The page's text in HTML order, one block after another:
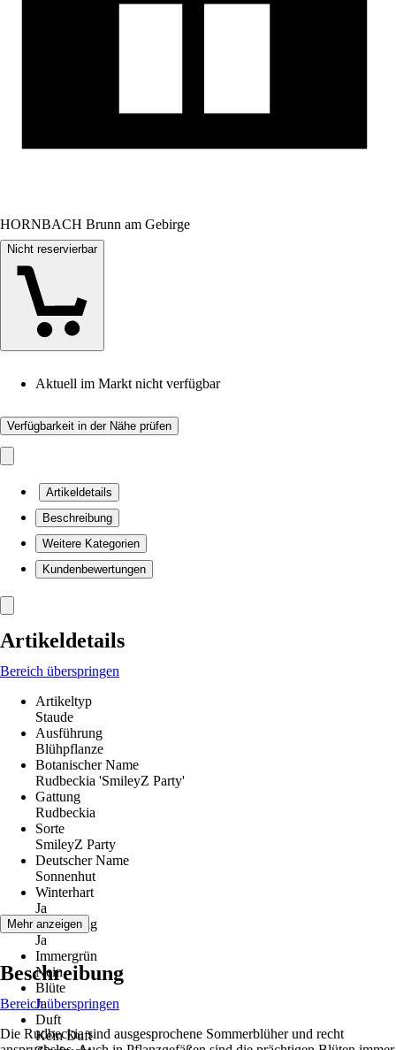
HORNBACH Brunn am Gebirge
Nicht reservierbar
Aktuell im Markt nicht verfügbar
Verfügbarkeit in der Nähe prüfen
Artikeldetails
Beschreibung
Weitere Kategorien
Kundenbewertungen
Artikeldetails
Bereich überspringen
Artikeltyp
Staude
Ausführung
Blühpflanze
Botanischer Name
Rudbeckia 'SmileyZ Party'
Gattung
Rudbeckia
Sorte
SmileyZ Party
Deutscher Name
Sonnenhut
Winterhart
Ja
Mehrjährig
Ja
Immergrün
Nein
Blüte
Ja
Duft
Kein Duft
Mehr anzeigen
Beschreibung
Bereich überspringen
Die Rudbeckia sind ausgesprochene Sommerblüher und recht